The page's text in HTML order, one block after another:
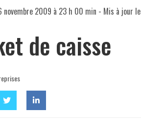
novembre 2009 à 23 h 00 min - Mis à jour le
de caisse